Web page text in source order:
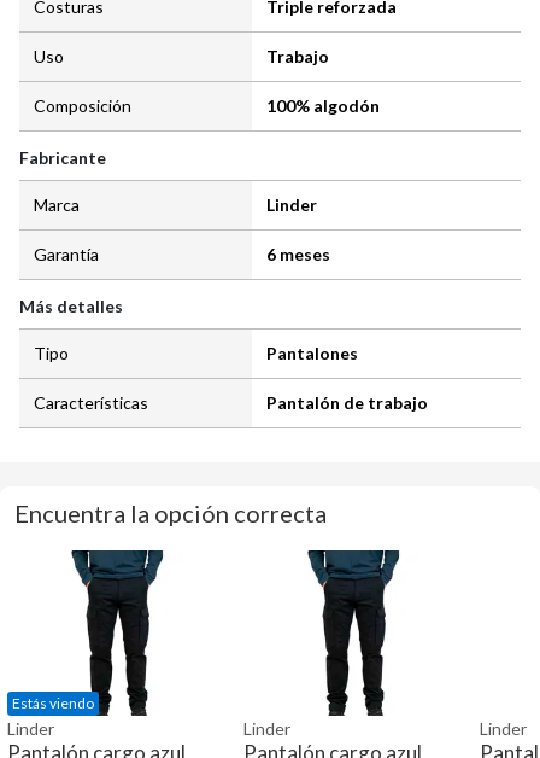
Costuras Triple reforzada
Uso Trabajo
Composición 100% algodón
Fabricante
Marca Linder
Garantía 6 meses
Más detalles
Tipo Pantalones
Características Pantalón de trabajo
Encuentra la opción correcta
Estás viendo
Linder
Pantalón cargo azul
Linder
Pantalón cargo azul
Linder